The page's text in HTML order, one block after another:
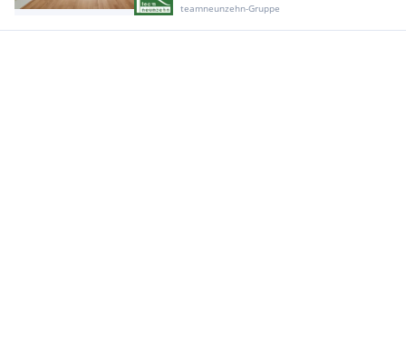
teamneunzehn-Gruppe